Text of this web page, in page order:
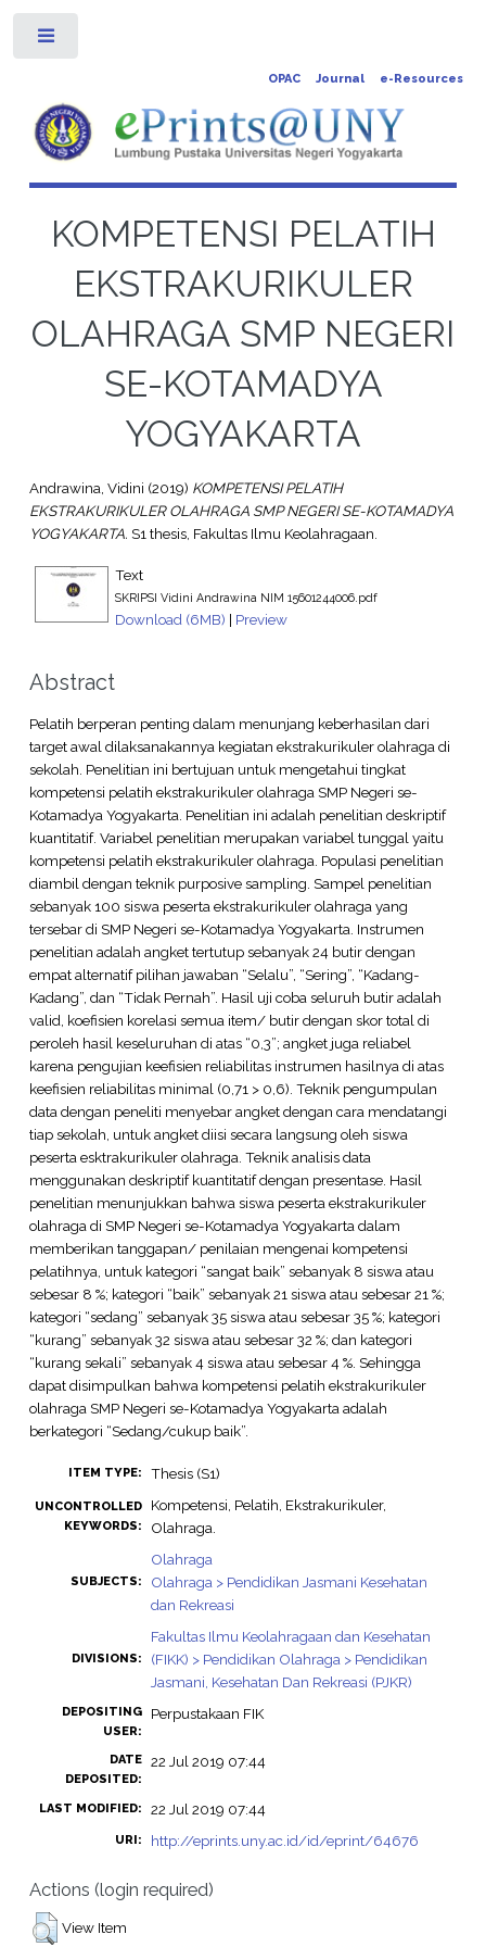
OPAC Journal e-Resources
KOMPETENSI PELATIH
EKSTRAKURIKULER
OLAHRAGA SMP NEGERI
SE-KOTAMADYA
YOGYAKARTA
Andrawina, Vidini (2019) KOMPETENSI PELATIH
EKSTRAKURIKULER OLAHRAGA SMP NEGERI SE-KOTAMADYA
YOGYAKARTA. S1 thesis, Fakultas Ilmu Keolahragaan.
Text
SKRIPSI Vidini Andrawina NIM 15601244006.pdf
Download (6MB) | Preview
Abstract
Pelatih berperan penting dalam menunjang keberhasilan dari
target awal dilaksanakannya kegiatan ekstrakurikuler olahraga di
sekolah. Penelitian ini bertujuan untuk mengetahui tingkat
kompetensi pelatih ekstrakurikuler olahraga SMP Negeri se-
Kotamadya Yogyakarta. Penelitian ini adalah penelitian deskriptif
kuantitatif. Variabel penelitian merupakan variabel tunggal yaitu
kompetensi pelatih ekstrakurikuler olahraga. Populasi penelitian
diambil dengan teknik purposive sampling. Sampel penelitian
sebanyak 100 siswa peserta ekstrakurikuler olahraga yang
tersebar di SMP Negeri se-Kotamadya Yogyakarta. Instrumen
penelitian adalah angket tertutup sebanyak 24 butir dengan
empat alternatif pilihan jawaban “Selalu”, “Sering”, “Kadang-
Kadang”, dan “Tidak Pernah”. Hasil uji coba seluruh butir adalah
valid, koefisien korelasi semua item/ butir dengan skor total di
peroleh hasil keseluruhan di atas “0,3”; angket juga reliabel
karena pengujian keefisien reliabilitas instrumen hasilnya di atas
keefisien reliabilitas minimal (0,71 > 0,6). Teknik pengumpulan
data dengan peneliti menyebar angket dengan cara mendatangi
tiap sekolah, untuk angket diisi secara langsung oleh siswa
peserta esktrakurikuler olahraga. Teknik analisis data
menggunakan deskriptif kuantitatif dengan presentase. Hasil
penelitian menunjukkan bahwa siswa peserta ekstrakurikuler
olahraga di SMP Negeri se-Kotamadya Yogyakarta dalam
memberikan tanggapan/ penilaian mengenai kompetensi
pelatihnya, untuk kategori “sangat baik” sebanyak 8 siswa atau
sebesar 8 %; kategori “baik” sebanyak 21 siswa atau sebesar 21 %;
kategori “sedang” sebanyak 35 siswa atau sebesar 35 %; kategori
“kurang” sebanyak 32 siswa atau sebesar 32 %; dan kategori
“kurang sekali” sebanyak 4 siswa atau sebesar 4 %. Sehingga
dapat disimpulkan bahwa kompetensi pelatih ekstrakurikuler
olahraga SMP Negeri se-Kotamadya Yogyakarta adalah
berkategori “Sedang/cukup baik”.
ITEM TYPE: Thesis (S1)
UNCONTROLLED
KEYWORDS:
Kompetensi, Pelatih, Ekstrakurikuler,
Olahraga.
SUBJECTS:
Olahraga
Olahraga > Pendidikan Jasmani Kesehatan
dan Rekreasi
DIVISIONS:
Fakultas Ilmu Keolahragaan dan Kesehatan
(FIKK) > Pendidikan Olahraga > Pendidikan
Jasmani, Kesehatan Dan Rekreasi (PJKR)
DEPOSITING
USER:
Perpustakaan FIK
DATE
DEPOSITED:
22 Jul 2019 07:44
LAST MODIFIED: 22 Jul 2019 07:44
URI: http://eprints.uny.ac.id/id/eprint/64676
Actions (login required)
View Item